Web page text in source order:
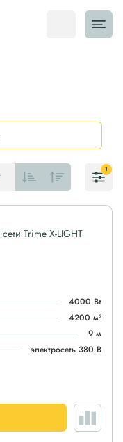
1
Trime X-LIGHT
4000 Вт
4200 м²
9 м
электросеть 380 В